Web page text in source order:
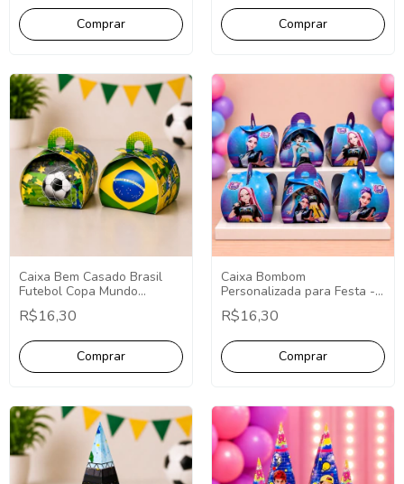
Caixa Bem Casado Brasil
Futebol Copa Mundo
Lembrancinhas 10 Unidades
R$16,30
Caixa Bombom
Personalizada para Festa -
Fazemos Qualquer Tema -
Lembrancinha
R$16,30